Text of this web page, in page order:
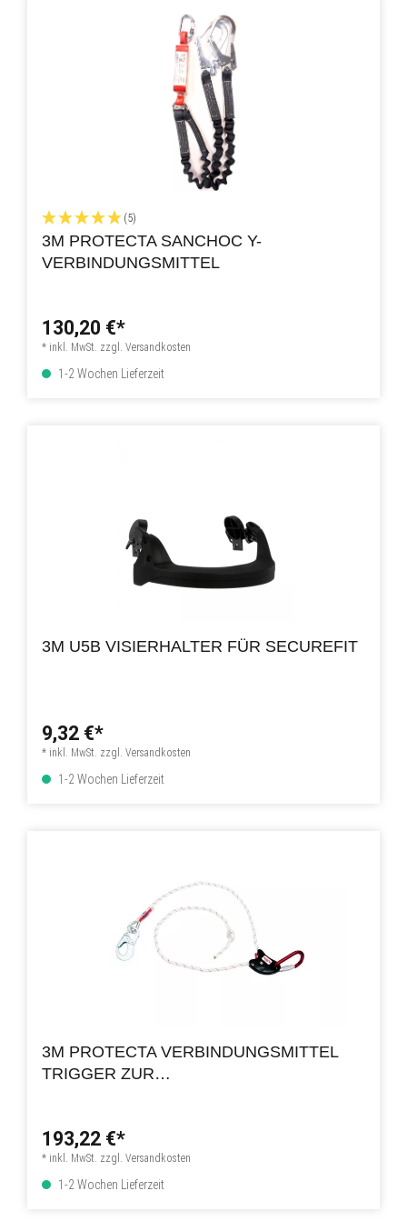
(5)
3M PROTECTA SANCHOC Y-
VERBINDUNGSMITTEL
130,20 €*
* inkl. MwSt. zzgl. Versandkosten
1-2 Wochen Lieferzeit
3M U5B VISIERHALTER FÜR SECUREFIT
9,32 €*
* inkl. MwSt. zzgl. Versandkosten
1-2 Wochen Lieferzeit
3M PROTECTA VERBINDUNGSMITTEL
TRIGGER ZUR
193,22 €*
* inkl. MwSt. zzgl. Versandkosten
1-2 Wochen Lieferzeit